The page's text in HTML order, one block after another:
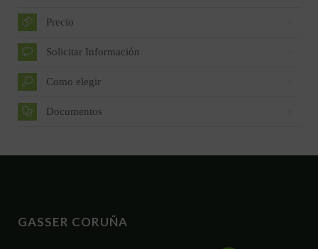
Precio
Solicitar Información
Como elegir
Documentos
GASSER CORUÑA